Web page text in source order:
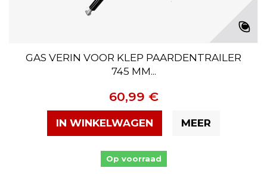
GAS VERIN VOOR KLEP PAARDENTRAILER
745 MM...
60,99 €
IN WINKELWAGEN MEER
Op voorraad